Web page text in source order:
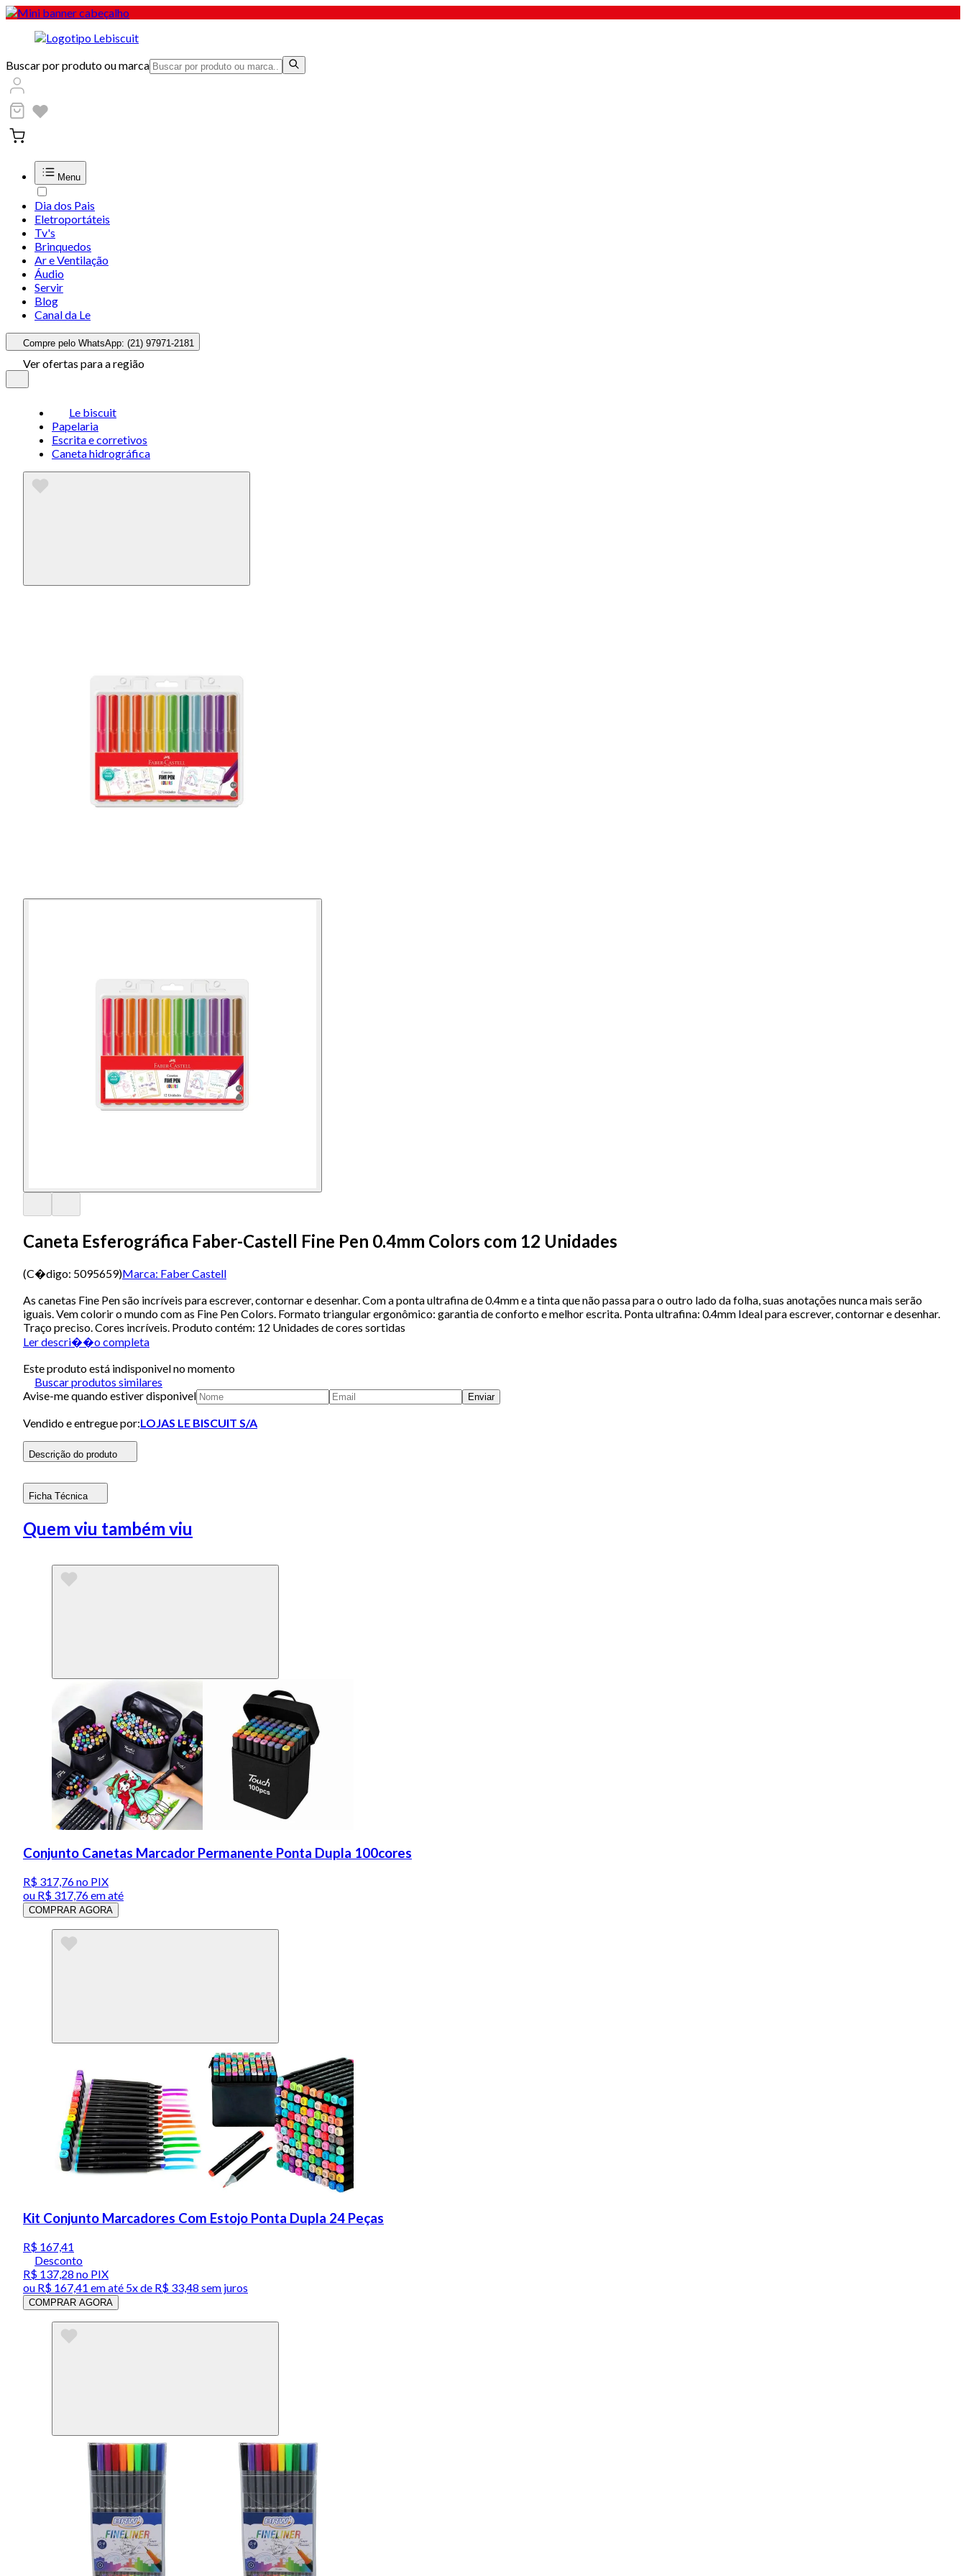
Buscar por produto ou marca
Menu
Dia dos Pais
Eletroportáteis
Tv's
Brinquedos
Ar e Ventilação
Áudio
Servir
Blog
Canal da Le
Compre pelo WhatsApp: (21) 97971-2181
Ver ofertas para a região
Le biscuit
Papelaria
Escrita e corretivos
Caneta hidrográfica
Caneta Esferográfica Faber-Castell Fine Pen 0.4mm Colors com 12 Unidades
(C�digo: 5095659)Marca: Faber Castell
As canetas Fine Pen são incríveis para escrever, contornar e desenhar. Com a ponta ultrafina de 0.4mm e a tinta que não passa para o outro lado da folha, suas anotações nunca mais serão
iguais. Vem colorir o mundo com as Fine Pen Colors. Formato triangular ergonômico: garantia de conforto e melhor escrita. Ponta ultrafina: 0.4mm Ideal para escrever, contornar e desenhar.
Traço preciso. Cores incríveis. Produto contém: 12 Unidades de cores sortidas
Ler descri��o completa
Este produto está indisponivel no momento
Buscar produtos similares
Avise-me quando estiver disponivel
Enviar
Vendido e entregue por:LOJAS LE BISCUIT S/A
Descrição do produto
Ficha Técnica
Quem viu também viu
Conjunto Canetas Marcador Permanente Ponta Dupla 100cores
R$ 317,76no PIX
ou R$ 317,76em até
COMPRAR AGORA
Kit Conjunto Marcadores Com Estojo Ponta Dupla 24 Peças
R$ 167,41
Desconto
R$ 137,28 no PIX
ou R$ 167,41 em até 5x de R$ 33,48 sem juros
COMPRAR AGORA